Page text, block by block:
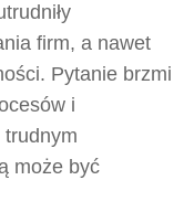
firm, a nawet
Pytanie brzmi
i
może być